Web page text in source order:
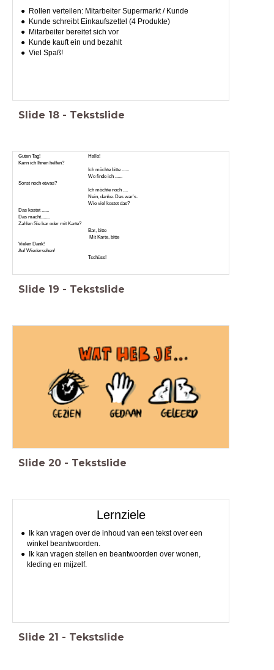
Rollen verteilen: Mitarbeiter Supermarkt / Kunde
Kunde schreibt Einkaufszettel (4 Produkte)
Mitarbeiter bereitet sich vor
Kunde kauft ein und bezahlt
Viel Spaß!
Slide 18 - Tekstslide
Guten Tag! Hallo!
Kann ich Ihnen helfen?
Ich möchte bitte ......
Wo finde ich ......
Sonst noch etwas?
Ich möchte noch ....
Nein, danke. Das war's.
Wie viel kostet das?
Das kostet ......
Das macht.......
Zahlen Sie bar oder mit Karte?
Bar, bitte
Mit Karte, bitte
Vielen Dank!
Auf Wiedersehen!
Tschüss!
Slide 19 - Tekstslide
Slide 20 - Tekstslide
Lernziele
Ik kan vragen over de inhoud van een tekst over een
winkel beantwoorden.
Ik kan vragen stellen en beantwoorden over wonen,
kleding en mijzelf.
Slide 21 - Tekstslide